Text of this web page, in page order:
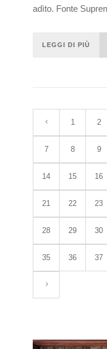
adìto. Fonte
LEGGI DI PIÙ
1 2
7 8 9
14 15 16
21 22 23
28 29 30
35 36 37